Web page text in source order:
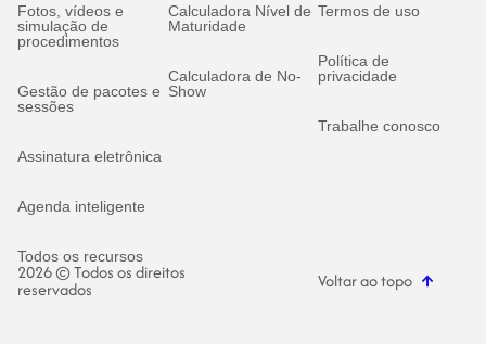
Fotos, vídeos e
simulação de
procedimentos
Gestão de pacotes e
sessões
Assinatura eletrônica
Agenda inteligente
Todos os recursos
Calculadora Nível de
Maturidade
Calculadora de No-
Show
Termos de uso
Política de
privacidade
Trabalhe conosco
2026 © Todos os direitos
reservados Voltar ao topo